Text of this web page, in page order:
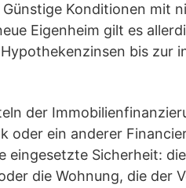
Konditionen mit
Eigenheim gilt es
bis zur
der
oder ein anderer
Sicherheit:
die Wohnung, die der